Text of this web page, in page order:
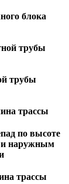
блока
трубы
трубы
трассы
по высоте
и наружным
трассы